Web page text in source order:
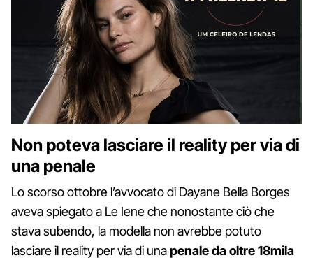
Non poteva lasciare il reality per via di
una penale
Lo scorso ottobre l’avvocato di Dayane Bella Borges
aveva spiegato a Le Iene che nonostante ciò che
stava subendo, la modella non avrebbe potuto
lasciare il reality per via di unapenale da oltre 18mila